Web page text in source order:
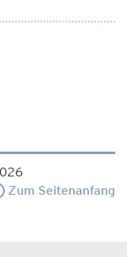
Zum Seitenanfang